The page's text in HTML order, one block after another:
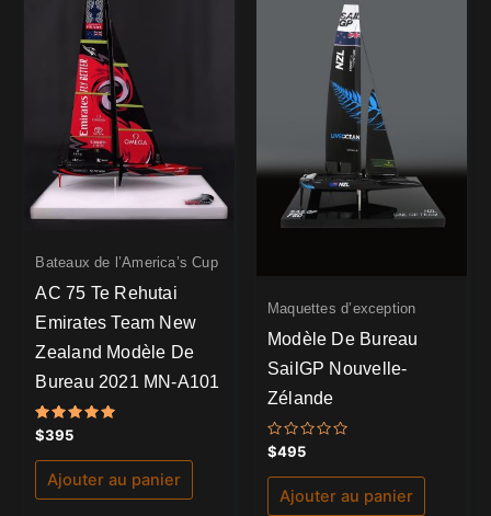
Bateaux de l’America’s Cup
AC 75 Te Rehutai
Emirates Team New
Zealand Modèle De
Bureau 2021 MN-A101
Note
5.00
sur 5
$395
Ajouter au panier
Maquettes d’exception
Modèle De Bureau
SailGP Nouvelle-
Zélande
Note
0
sur
$495
Ajouter au panier